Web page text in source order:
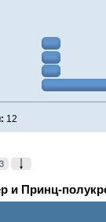
12
и Принц-